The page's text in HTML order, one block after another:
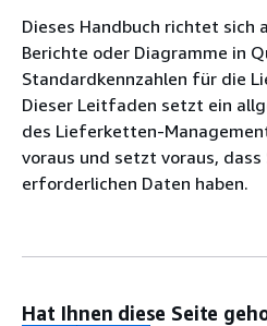
Dieses Handbuch richtet sich
Berichte oder Diagramme in
Standardkennzahlen für die
Dieser Leitfaden setzt ein
des Lieferketten-
voraus und setzt voraus,
erforderlichen Daten haben.
Hat Ihnen diese Seite